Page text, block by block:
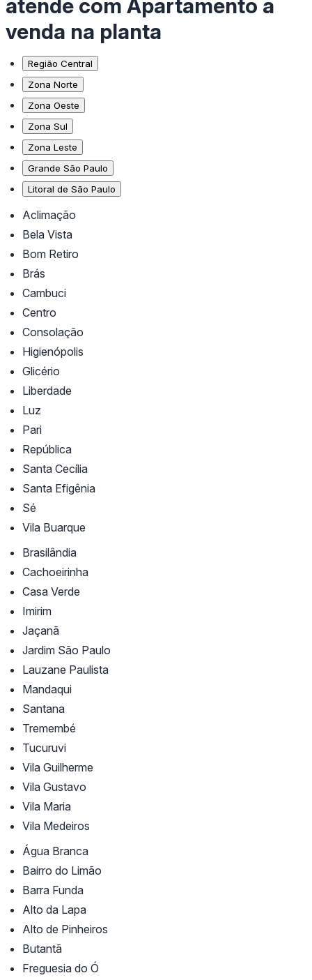
atende com Apartamento a
venda na planta
Região Central
Zona Norte
Zona Oeste
Zona Sul
Zona Leste
Grande São Paulo
Litoral de São Paulo
Aclimação
Bela Vista
Bom Retiro
Brás
Cambuci
Centro
Consolação
Higienópolis
Glicério
Liberdade
Luz
Pari
República
Santa Cecília
Santa Efigênia
Sé
Vila Buarque
Brasilândia
Cachoeirinha
Casa Verde
Imirim
Jaçanã
Jardim São Paulo
Lauzane Paulista
Mandaqui
Santana
Tremembé
Tucuruvi
Vila Guilherme
Vila Gustavo
Vila Maria
Vila Medeiros
Água Branca
Bairro do Limão
Barra Funda
Alto da Lapa
Alto de Pinheiros
Butantã
Freguesia do Ó